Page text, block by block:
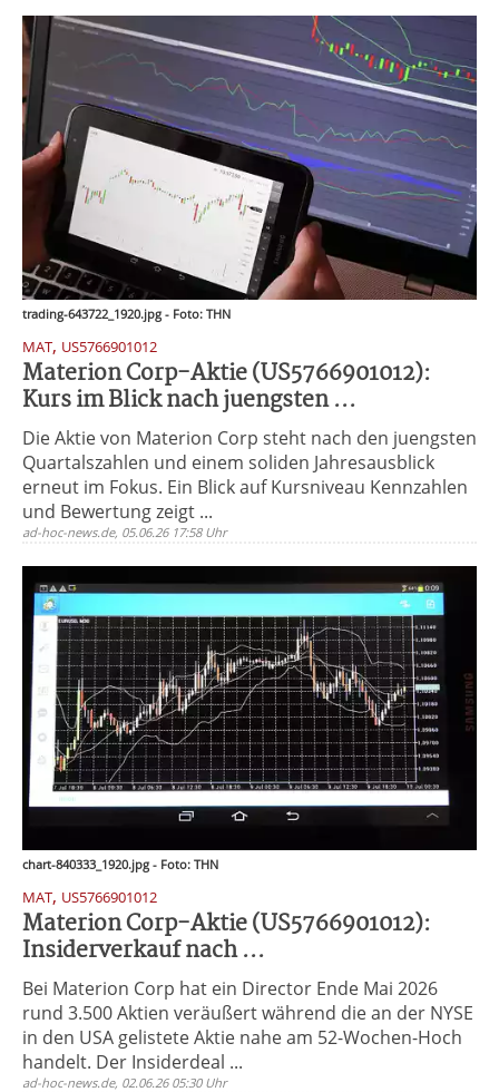
trading-643722_1920.jpg - Foto: THN
MAT, US5766901012
Materion Corp-Aktie (US5766901012):
Kurs im Blick nach juengsten ...
Die Aktie von Materion Corp steht nach den juengsten
Quartalszahlen und einem soliden Jahresausblick
erneut im Fokus. Ein Blick auf Kursniveau Kennzahlen
und Bewertung zeigt ...
ad-hoc-news.de, 05.06.26 17:58 Uhr
chart-840333_1920.jpg - Foto: THN
MAT, US5766901012
Materion Corp-Aktie (US5766901012):
Insiderverkauf nach ...
Bei Materion Corp hat ein Director Ende Mai 2026
rund 3.500 Aktien veräußert während die an der NYSE
in den USA gelistete Aktie nahe am 52-Wochen-Hoch
handelt. Der Insiderdeal ...
ad-hoc-news.de, 02.06.26 05:30 Uhr